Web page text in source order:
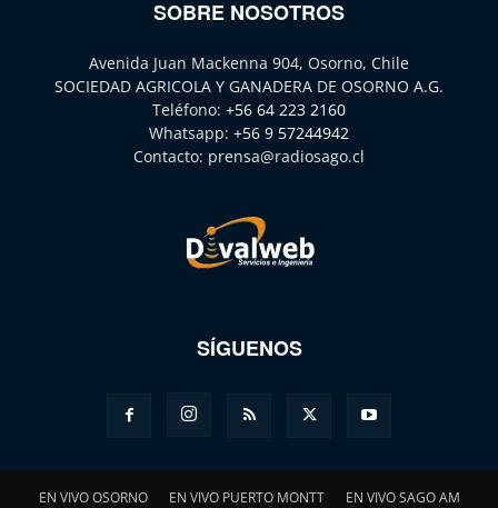
SOBRE NOSOTROS
Avenida Juan Mackenna 904, Osorno, Chile
SOCIEDAD AGRICOLA Y GANADERA DE OSORNO A.G.
Teléfono: +56 64 223 2160
Whatsapp: +56 9 57244942
Contacto: prensa@radiosago.cl
SÍGUENOS
EN VIVO OSORNO EN VIVO PUERTO MONTT EN VIVO SAGO AM